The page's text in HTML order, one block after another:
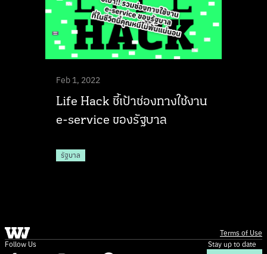
Feb 1, 2022
Life Hack ชี้เป้าช่องทางใช้งาน
e-service ของรัฐบาล
รัฐบาล
Terms of Use
Follow Us
Stay up to date